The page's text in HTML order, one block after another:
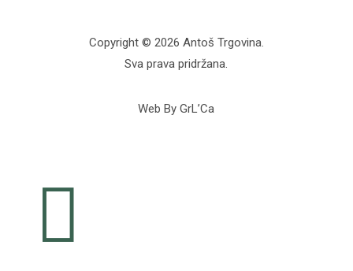
Copyright © 2026 Antoš Trgovina.
Sva prava pridržana.
Web By GrL’Ca
